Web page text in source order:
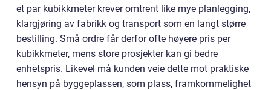
et par kubikkmeter krever omtrent like mye planlegging,
klargjøring av fabrikk og transport som en langt større
bestilling. Små ordre får derfor ofte høyere pris per
kubikkmeter, mens store prosjekter kan gi bedre
enhetspris. Likevel må kunden veie dette mot praktiske
hensyn på byggeplassen, som plass, framkommelighet